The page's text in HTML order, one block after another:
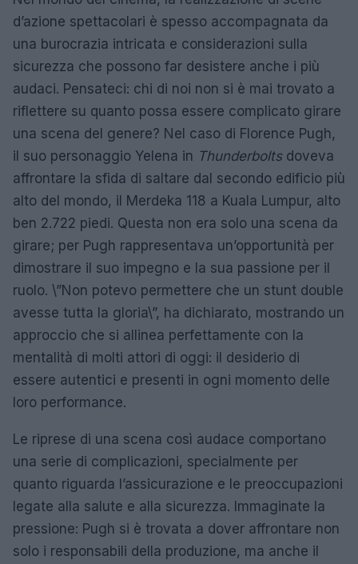
d’azione spettacolari è spesso accompagnata da
una burocrazia intricata e considerazioni sulla
sicurezza che possono far desistere anche i più
audaci. Pensateci: chi di noi non si è mai trovato a
riflettere su quanto possa essere complicato girare
una scena del genere? Nel caso di Florence Pugh,
il suo personaggio Yelena in Thunderboltsdoveva
affrontare la sfida di saltare dal secondo edificio più
alto del mondo, il Merdeka 118 a Kuala Lumpur, alto
ben 2.722 piedi. Questa non era solo una scena da
girare; per Pugh rappresentava un’opportunità per
dimostrare il suo impegno e la sua passione per il
ruolo. \”Non potevo permettere che un stunt double
avesse tutta la gloria\”, ha dichiarato, mostrando un
approccio che si allinea perfettamente con la
mentalità di molti attori di oggi: il desiderio di
essere autentici e presenti in ogni momento delle
loro performance.
Le riprese di una scena così audace comportano
una serie di complicazioni, specialmente per
quanto riguarda l’assicurazione e le preoccupazioni
legate alla salute e alla sicurezza. Immaginate la
pressione: Pugh si è trovata a dover affrontare non
solo i responsabili della produzione, ma anche il